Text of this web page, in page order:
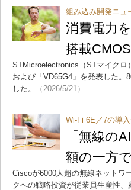
組み込み開発ニュ
消費電力
搭載
STMicroelectronics（STマイクロ
および「VD65G4」を発表した。
した。
（2026/5/21）
Wi-Fi 6E／7の導入
「無線の
額の一方
Ciscoが6000人超の無線ネットワ
クへの戦略投資が従業員生産性